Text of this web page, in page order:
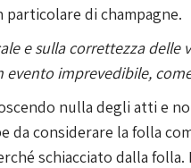
particolare di champagne.
e sulla correttezza
imprevedibile,
nulla degli atti e
considerare la folla
schiacciato dalla folla.